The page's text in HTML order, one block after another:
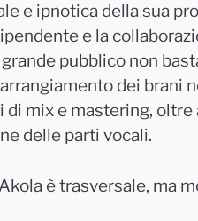
e ipnotica della sua
e la
grande pubblico non
dei brani
di mix e mastering,
delle parti vocali.
è trasversale, ma